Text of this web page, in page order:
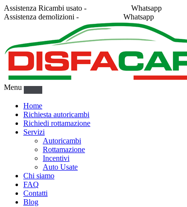
Assistenza Ricambi usato -
Whatsapp
Assistenza demolizioni -
Whatsapp
Menu
Home
Richiesta autoricambi
Richiedi rottamazione
Servizi
Autoricambi
Rottamazione
Incentivi
Auto Usate
Chi siamo
FAQ
Contatti
Blog